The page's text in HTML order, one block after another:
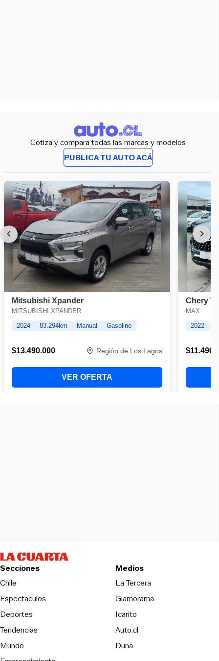
Cotiza y compara todas las marcas y modelos
PUBLICA TU AUTO ACÁ
Secciones
Chile
Espectaculos
Deportes
Tendencias
Mundo
Medios
La TerceraOpens in new
Glamorama
Icarito
Auto.cl
DunaOpens in new window